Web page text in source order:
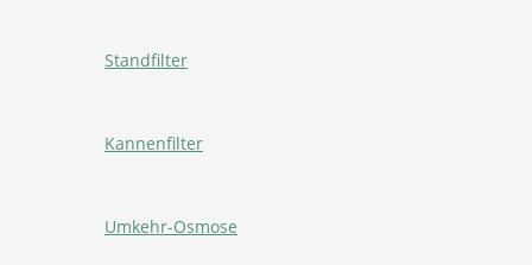
Standfilter
Kannenfilter
Umkehr-Osmose